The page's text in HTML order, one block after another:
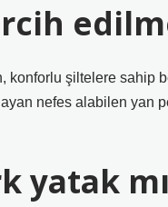
konforlu şiltelere sahip
nefes alabilen
yatak